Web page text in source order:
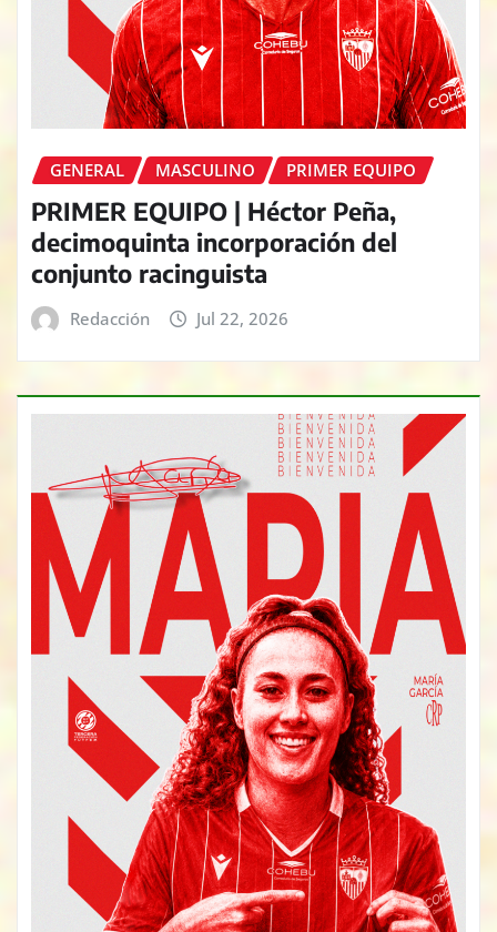
GENERAL MASCULINO PRIMER EQUIPO
PRIMER EQUIPO | Héctor Peña,
decimoquinta incorporación del
conjunto racinguista
Redacción Jul 22, 2026